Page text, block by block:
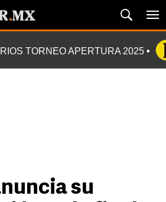
TORNEO APERTURA 2025
su